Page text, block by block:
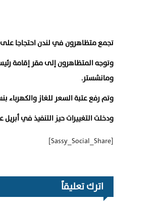
تجمع متظاهرون في لندن احتجاجا على
وتوجه المتظاهرون إلى مقر إقامة
ومانشستر.
وتم رفع عتبة السعر للغاز والكهرباء بنسبة 54٪ في بريطانيا، وهو ما لا يمكن
ودخلت التغييرات حيز التنفيذ في
[Sassy_Social_Share]
اترك تعليقاً